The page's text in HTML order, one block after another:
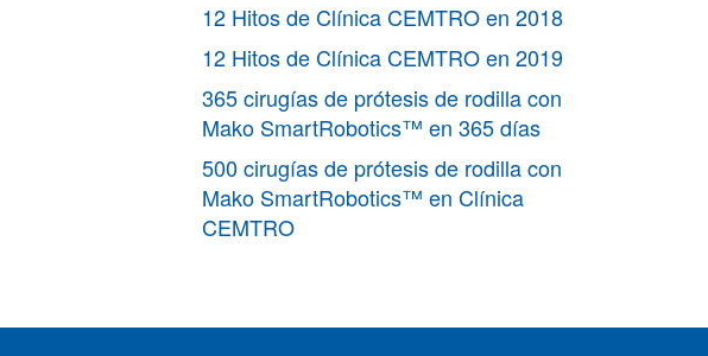
12 Hitos de Clínica CEMTRO en 2018
12 Hitos de Clínica CEMTRO en 2019
365 cirugías de prótesis de rodilla con
Mako SmartRobotics™ en 365 días
500 cirugías de prótesis de rodilla con
Mako SmartRobotics™ en Clínica
CEMTRO